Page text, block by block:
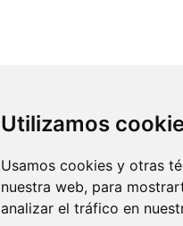
Utilizamos
Usamos cookies y otras
nuestra web, para
analizar el tráfico en